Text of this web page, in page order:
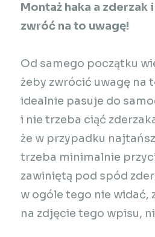
Montaż haka a zderzak
zwróć na to uwagę!
Od samego początku
żeby zwrócić uwagę na
idealnie pasuje do
i nie trzeba ciąć
że w przypadku
trzeba minimalnie
zawiniętą pod spód
w ogóle tego nie widać,
na zdjęcie tego wpisu,